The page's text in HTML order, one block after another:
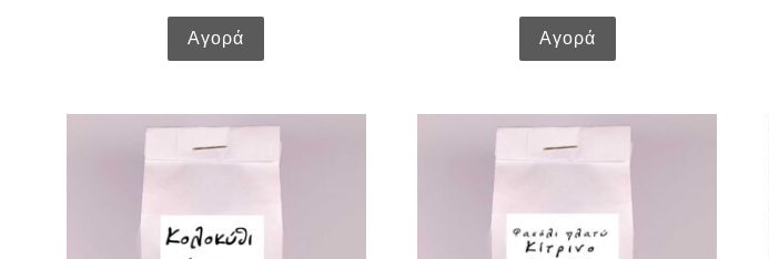
Αγορά Αγορά